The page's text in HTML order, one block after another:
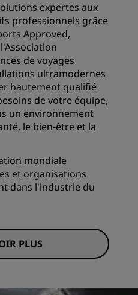
expertes aux
professionnels grâce
Approved,
de voyages
ultramodernes
hautement qualifié
de votre équipe,
un environnement
le bien-être et la
mondiale
et organisations
dans l'industrie du
PLUS